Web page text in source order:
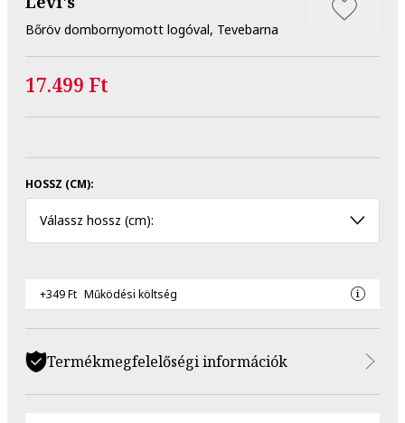
Bőröv dombornyomott logóval, Tevebarna
17.499 Ft
HOSSZ (CM):
Válassz hossz (cm):
+349 Ft Működési költség
Termékmegfelelőségi információk